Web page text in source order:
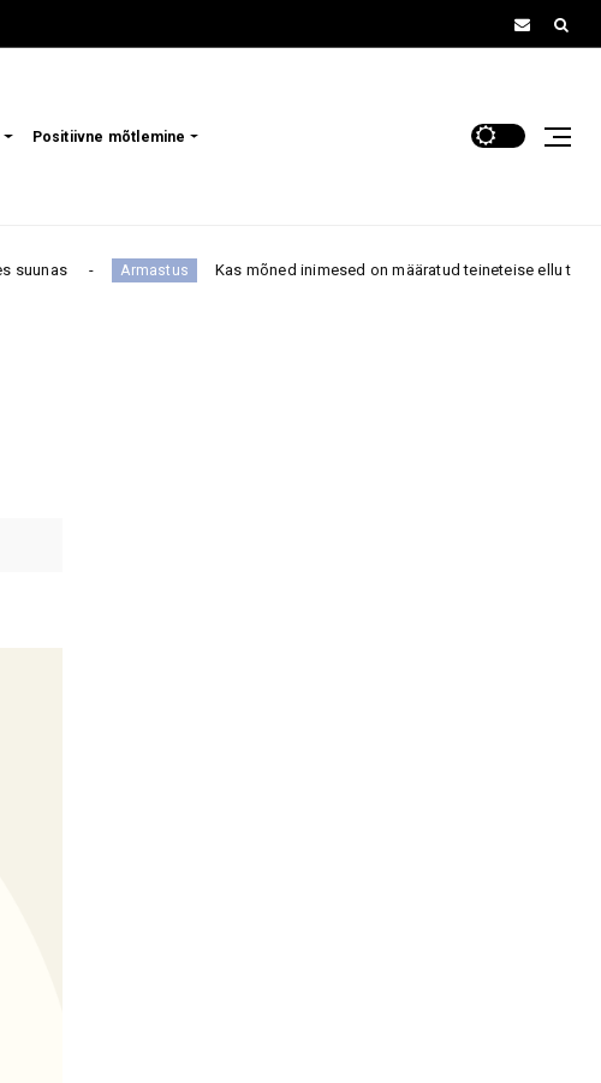
Positiivne mõtlemine
Armastus Kas mõned inimesed on määratud teineteise ellu tulema?